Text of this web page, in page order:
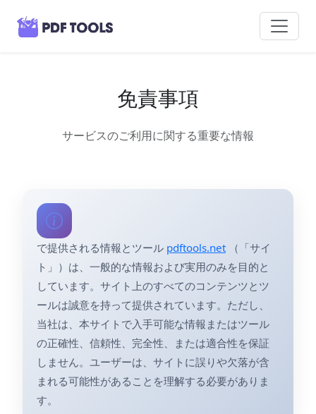
免責事項
サービスのご利用に関する重要な情報
で提供される情報とツール pdftools.net （「サイ
ト」）は、一般的な情報および実用のみを目的と
しています。サイト上のすべてのコンテンツとツ
ールは誠意を持って提供されています。ただし、
当社は、本サイトで入手可能な情報またはツール
の正確性、信頼性、完全性、または適合性を保証
しません。ユーザーは、サイトに誤りや欠落が含
まれる可能性があることを理解する必要がありま
す。